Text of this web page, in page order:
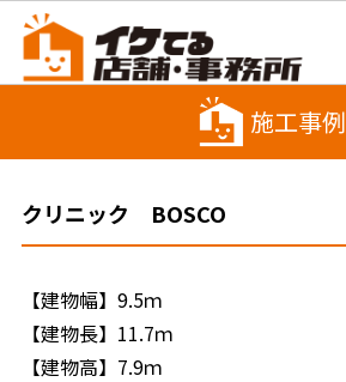
施工事例
クリニック BOSCO
【建物幅】9.5ｍ
【建物長】11.7ｍ
【建物高】7.9ｍ